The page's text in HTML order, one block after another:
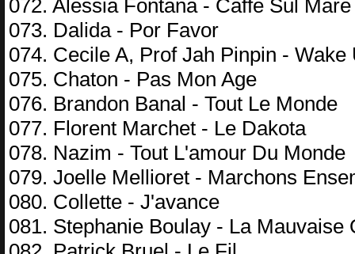
072. Alessia Fontana - Caffe Sul Mare
073. Dalida - Por Favor
074. Cecile A, Prof Jah Pinpin - Wake
075. Chaton - Pas Mon Age
076. Brandon Banal - Tout Le Monde
077. Florent Marchet - Le Dakota
078. Nazim - Tout L'amour Du Monde
079. Joelle Mellioret - Marchons
080. Collette - J'avance
081. Stephanie Boulay - La Mauvaise